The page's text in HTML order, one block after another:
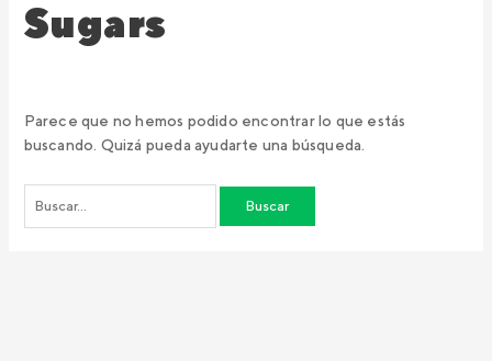
Sugars
Parece que no hemos podido encontrar lo que estás
buscando. Quizá pueda ayudarte una búsqueda.